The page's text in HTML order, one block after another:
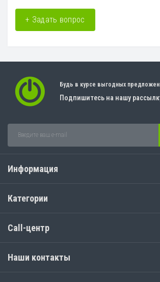
+ Задать вопрос
Будь в курсе выгодных
Подпишитесь на нашу
Информация
Категории
Call-центр
Наши контакты